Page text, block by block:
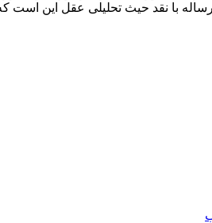
با نقد حیث تحلیلی عقل این است